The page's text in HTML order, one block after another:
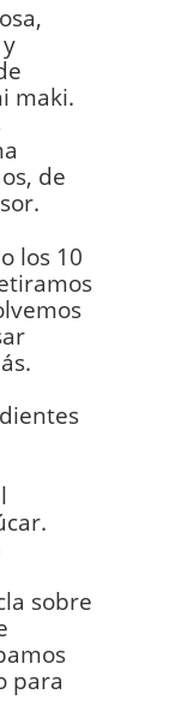
maki.
de
los 10
sobre
para